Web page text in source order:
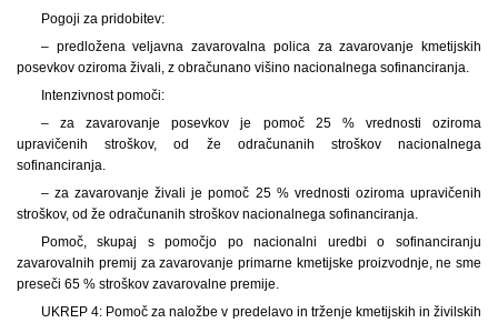
Pogoji za pridobitev:
– predložena veljavna zavarovalna polica za zavarovanje kmetijskih
posevkov oziroma živali, z obračunano višino nacionalnega sofinanciranja.
Intenzivnost pomoči:
– za zavarovanje posevkov je pomoč 25 % vrednosti oziroma
upravičenih stroškov, od že odračunanih stroškov nacionalnega
sofinanciranja.
– za zavarovanje živali je pomoč 25 % vrednosti oziroma upravičenih
stroškov, od že odračunanih stroškov nacionalnega sofinanciranja.
Pomoč, skupaj s pomočjo po nacionalni uredbi o sofinanciranju
zavarovalnih premij za zavarovanje primarne kmetijske proizvodnje, ne sme
preseči 65 % stroškov zavarovalne premije.
UKREP 4: Pomoč za naložbe v predelavo in trženje kmetijskih in živilskih